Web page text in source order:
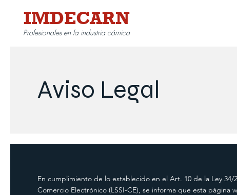
IMDECARN
Profesionales en la industria cárnica
Aviso Legal
En cumplimiento de lo establecido en el Art. 10 de la Ley
Comercio Electrónico (LSSI-CE), se informa que esta página